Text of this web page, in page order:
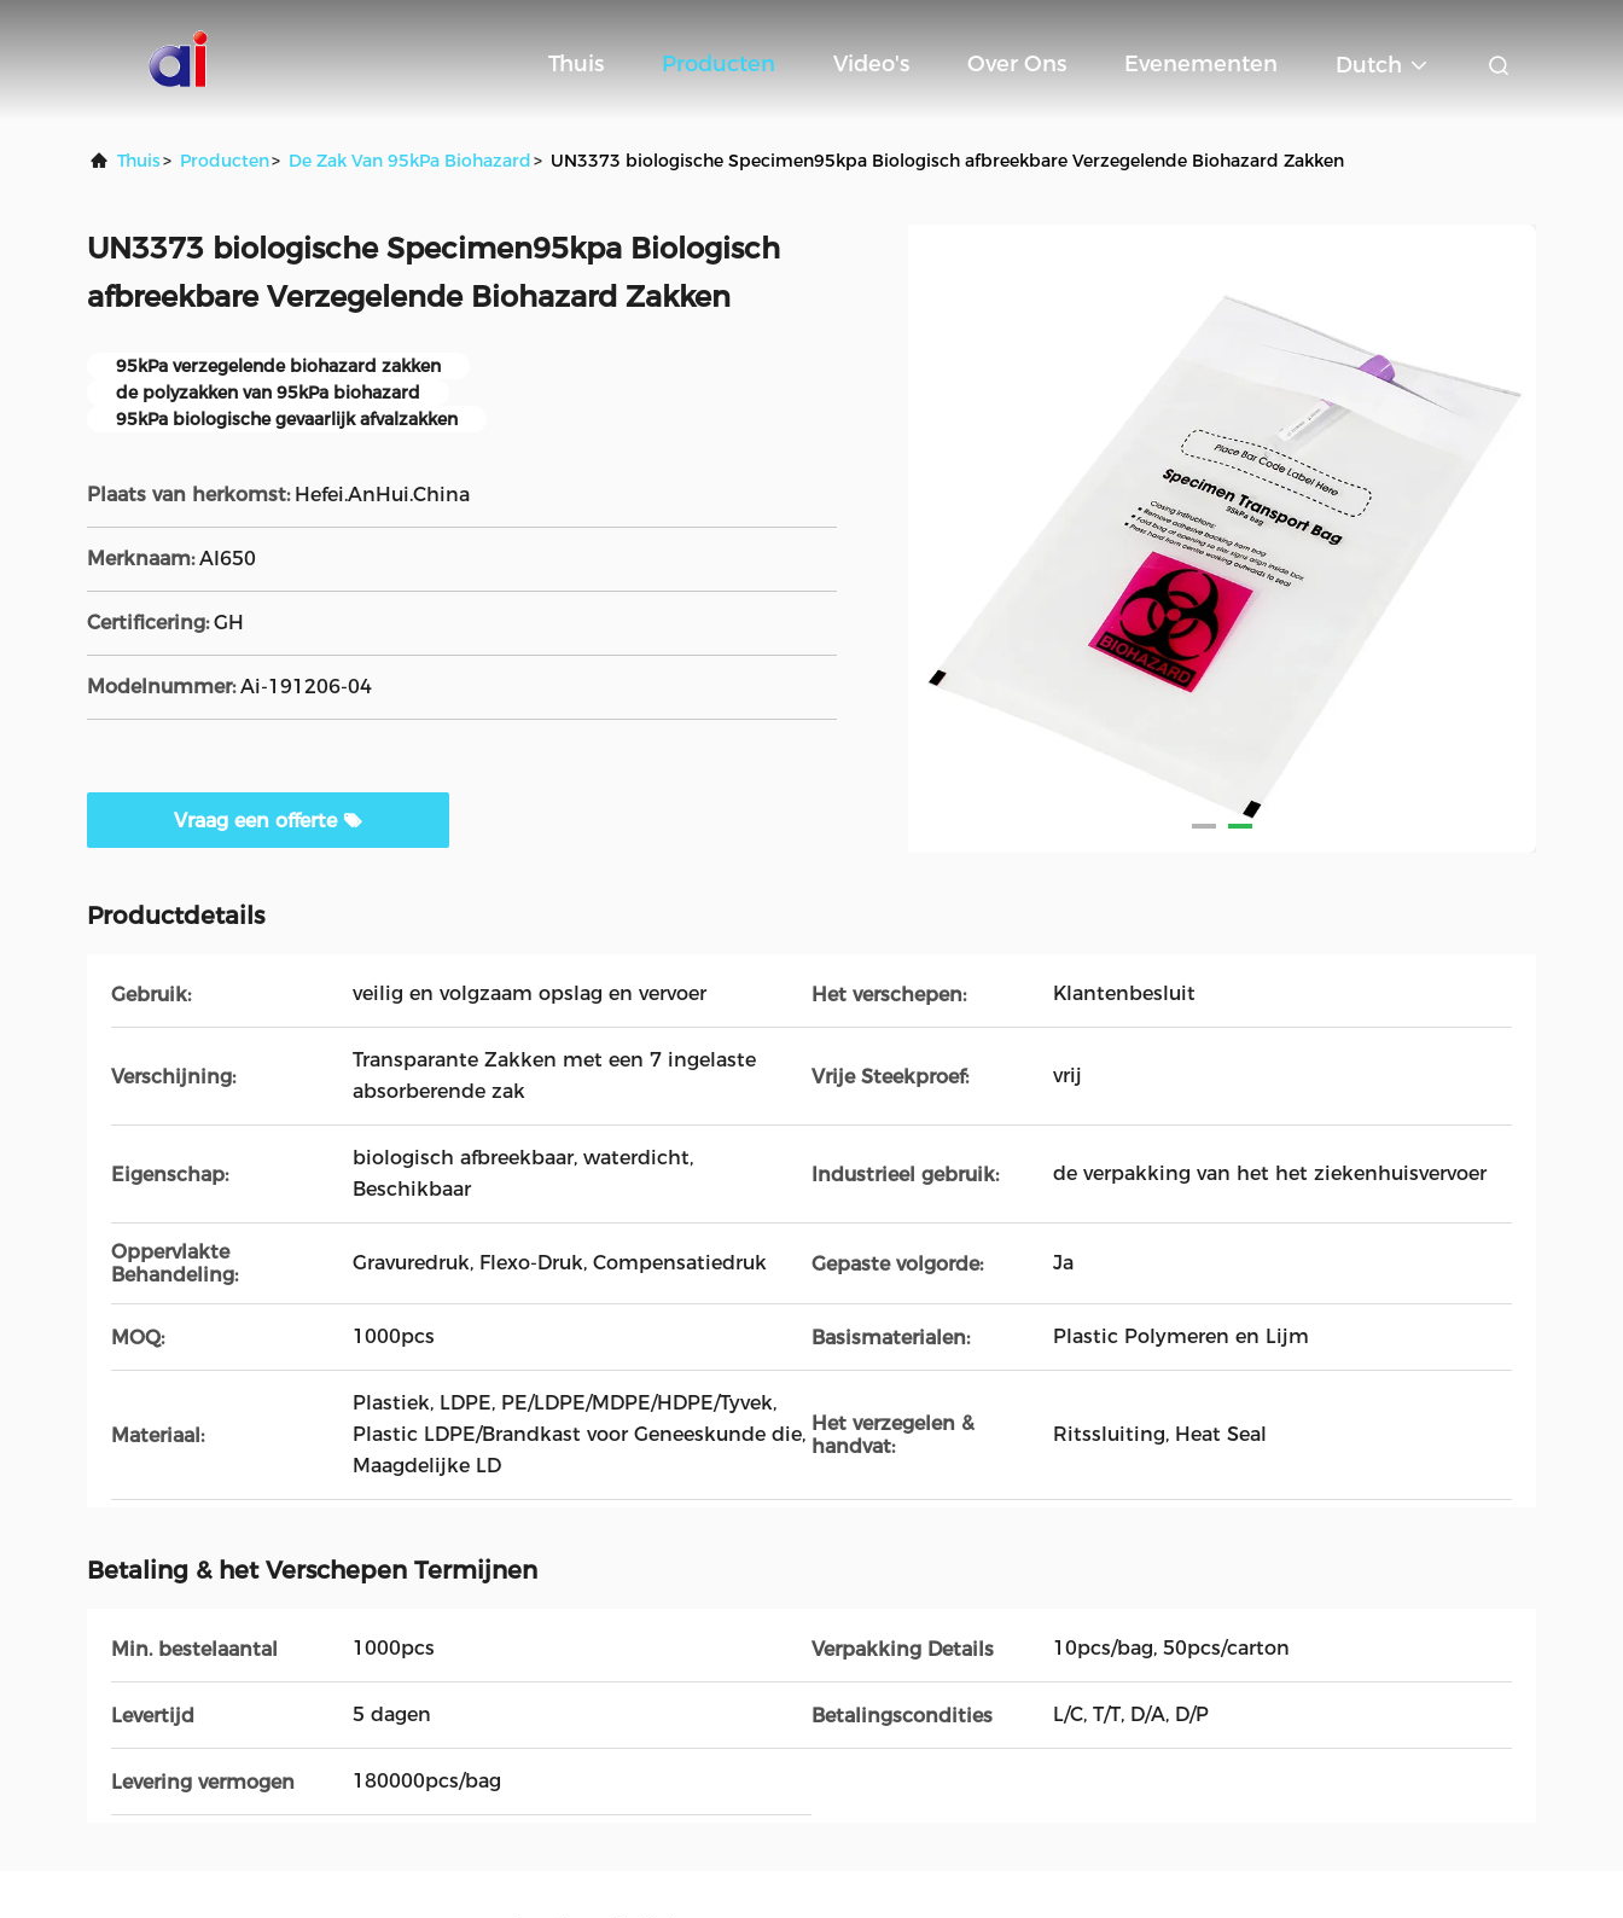
Thuis Producten Video's Over Ons Evenementen Dutch
Thuis> Producten> De Zak Van 95kPa Biohazard> UN3373 biologische Specimen95kpa Biologisch afbreekbare Verzegelende Biohazard Zakken
UN3373 biologische Specimen95kpa Biologisch
afbreekbare Verzegelende Biohazard Zakken
95kPa verzegelende biohazard zakken
de polyzakken van 95kPa biohazard
95kPa biologische gevaarlijk afvalzakken
Plaats van herkomst: Hefei.AnHui.China
Merknaam: AI650
Certificering: GH
Modelnummer: Ai-191206-04
Vraag een offerte
Productdetails
Gebruik: veilig en volgzaam opslag en vervoer Het verschepen: Klantenbesluit
Verschijning:
Transparante Zakken met een 7 ingelaste
absorberende zak
Vrije Steekproef: vrij
Eigenschap:
biologisch afbreekbaar, waterdicht,
Beschikbaar
Industrieel gebruik: de verpakking van het het ziekenhuisvervoer
Oppervlakte
Behandeling:
Gravuredruk, Flexo-Druk, Compensatiedruk Gepaste volgorde: Ja
MOQ: 1000pcs Basismaterialen: Plastic Polymeren en Lijm
Materiaal:
Plastiek, LDPE, PE/LDPE/MDPE/HDPE/Tyvek,
Plastic LDPE/Brandkast voor Geneeskunde die,
Maagdelijke LD
Het verzegelen &
handvat:
Ritssluiting, Heat Seal
Betaling & het Verschepen Termijnen
Min. bestelaantal 1000pcs Verpakking Details 10pcs/bag, 50pcs/carton
Levertijd 5 dagen Betalingscondities L/C, T/T, D/A, D/P
Levering vermogen 180000pcs/bag